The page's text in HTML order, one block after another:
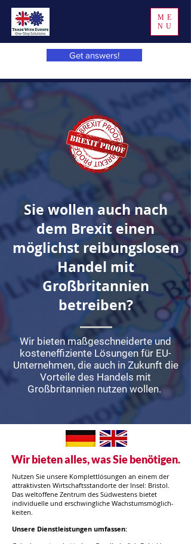
ME
NU
Get answers!
Sie wollen auch nach
dem Brexit einen
möglichst reibungslosen
Handel mit
Großbritannien
betreiben?
Wir bieten maßgeschneiderte und
kosteneffiziente Lösungen für EU-
Unternehmen, die auch in Zukunft die
Vorteile des Handels mit
Großbritannien nutzen wollen.
Wir bieten alles, was Sie benötigen.
Nutzen Sie unsere Komplettlösungen an einem der
attraktivsten Wirtschaftsstandorte der Insel: Bristol.
Das weltoffene Zentrum des Südwestens bietet
individuelle und erschwingliche Wachstumsmöglich-
keiten.
Unsere Dienstleistungen umfassen: